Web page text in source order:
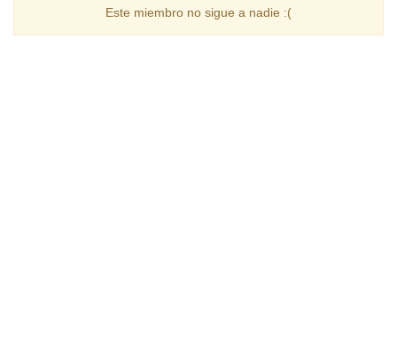
Este miembro no sigue a nadie :(